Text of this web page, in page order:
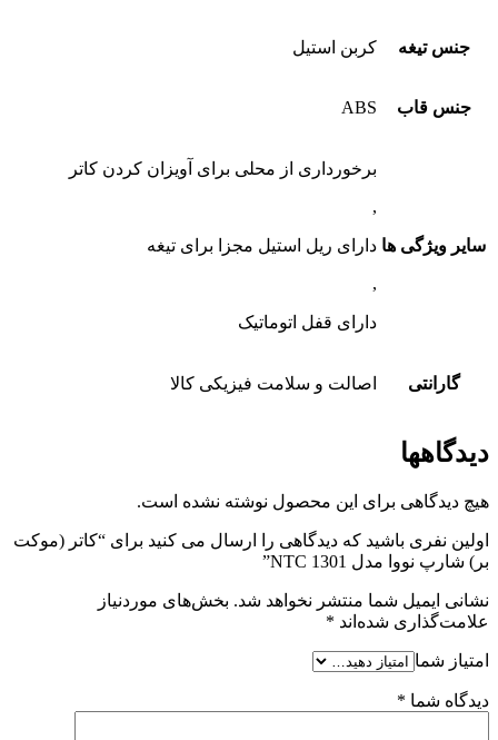
جنس تیغه کربن استیل
جنس قاب ABS
سایر ویژگی ها
برخورداری از محلی برای آویزان کردن کاتر
,
دارای ریل استیل مجزا برای تیغه
,
دارای قفل اتوماتیک
گارانتی اصالت و سلامت فیزیکی کالا
دیدگاهها
هیچ دیدگاهی برای این محصول نوشته نشده است.
اولین نفری باشید که دیدگاهی را ارسال می کنید برای “کاتر (موکت
بر) شارپ نووا مدل NTC 1301”
نشانی ایمیل شما منتشر نخواهد شد. بخش‌های موردنیاز
علامت‌گذاری شده‌اند *
امتیاز شما
دیدگاه شما *